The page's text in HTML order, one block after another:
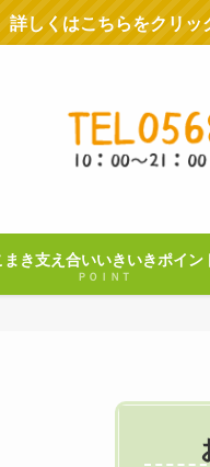
しくはこちらをクリッ
まき支え合いいきいきポイン
ＰＯＩＮＴ